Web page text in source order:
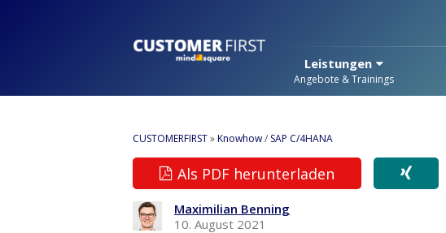
Leistungen
Angebote & Trainings
CUSTOMERFIRST»Knowhow/ SAP C/4HANA
Als PDF herunterladen
Maximilian Benning
10. August 2021